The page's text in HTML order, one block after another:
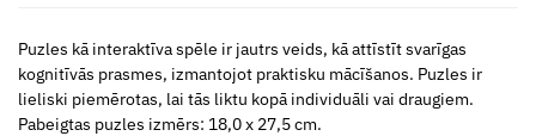
Puzles kā interaktīva spēle ir jautrs veids, kā attīstīt svarīgas
kognitīvās prasmes, izmantojot praktisku mācīšanos. Puzles ir
lieliski piemērotas, lai tās liktu kopā individuāli vai draugiem.
Pabeigtas puzles izmērs: 18,0 x 27,5 cm.